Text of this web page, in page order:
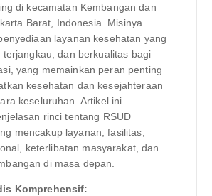
di kecamatan Kembangan dan
Barat, Indonesia. Misinya
layanan kesehatan yang
terjangkau, dan berkualitas bagi
yang memainkan peran penting
kesehatan dan kesejahteraan
keseluruhan. Artikel ini
rinci tentang RSUD
mencakup layanan, fasilitas,
keterlibatan masyarakat, dan
di masa depan.
Komprehensif: